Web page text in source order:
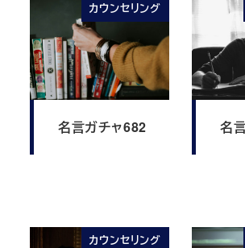
カウンセリング
名言ガチャ682 名
カウンセリング